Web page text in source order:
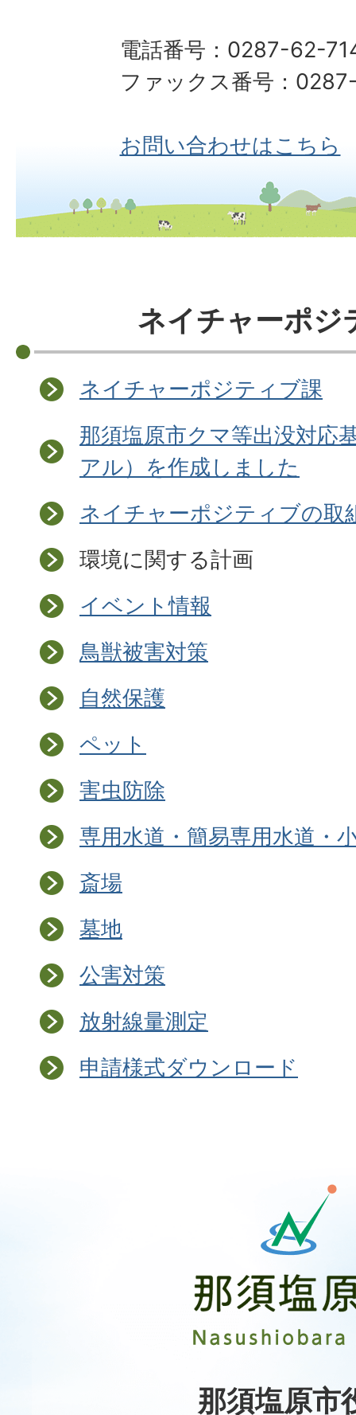
電話番号：0287-62-
ファックス番号：
お問い合わせはこちら
ネイチャーポジ
ネイチャーポジティブ課
那須塩原市クマ等出没対応
アル）を作成しました
ネイチャーポジティブの取
環境に関する計画
イベント情報
鳥獣被害対策
自然保護
ペット
害虫防除
専用水道・簡易専用水道・
斎場
墓地
公害対策
放射線量測定
申請様式ダウンロード
原
市
City
那須塩原市